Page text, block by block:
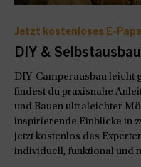
Jetzt kostenloses E-
DIY &
DIY-Camperausbau leicht
findest du praxisnahe
und Bauen ultraleichter
inspirierende Einblicke in
jetzt kostenlos das
individuell, funktional und